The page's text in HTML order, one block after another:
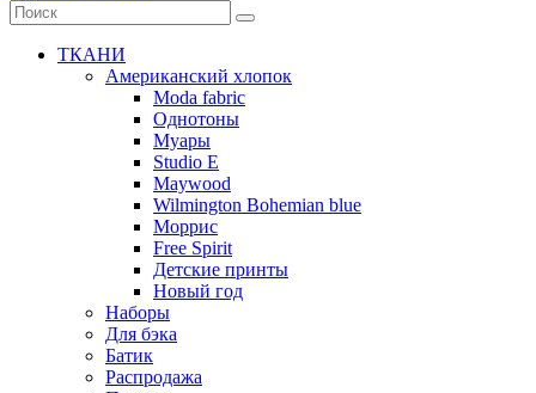
ТКАНИ
Американский хлопок
Moda fabric
Однотоны
Муары
Studio E
Maywood
Wilmington Bohemian blue
Моррис
Free Spirit
Детские принты
Новый год
Наборы
Для бэка
Батик
Распродажа